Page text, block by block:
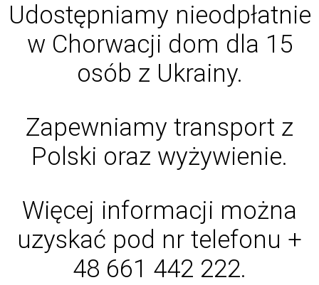
Udostępniamy nieodpłatnie
w Chorwacji dom dla 15
osób z Ukrainy.
Zapewniamy transport z
Polski oraz wyżywienie.
Więcej informacji można
uzyskać pod nr telefonu +
48 661 442 222.